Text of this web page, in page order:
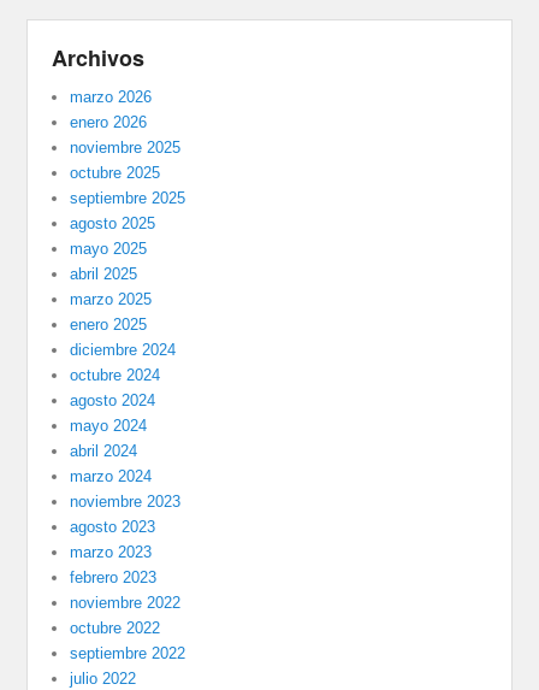
Archivos
marzo 2026
enero 2026
noviembre 2025
octubre 2025
septiembre 2025
agosto 2025
mayo 2025
abril 2025
marzo 2025
enero 2025
diciembre 2024
octubre 2024
agosto 2024
mayo 2024
abril 2024
marzo 2024
noviembre 2023
agosto 2023
marzo 2023
febrero 2023
noviembre 2022
octubre 2022
septiembre 2022
julio 2022